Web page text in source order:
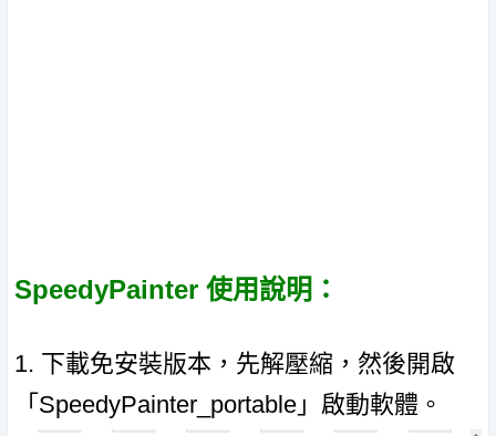
SpeedyPainter 使用說明：
1. 下載免安裝版本，先解壓縮，然後開啟
「SpeedyPainter_portable」啟動軟體。